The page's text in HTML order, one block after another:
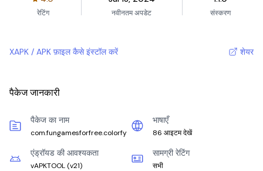
रेटिंग नवीनतम अपडेट संस्करण
XAPK / APK फ़ाइल कैसे इंस्टॉल करें शेयर
पैकेज जानकारी
पैकेज का नाम
com.fungamesforfree.colorfy
भाषाएँ
86 आइटम देखें
एंड्रॉयड की आवश्यकता
vAPKTOOL (v21)
सामग्री रेटिंग
सभी